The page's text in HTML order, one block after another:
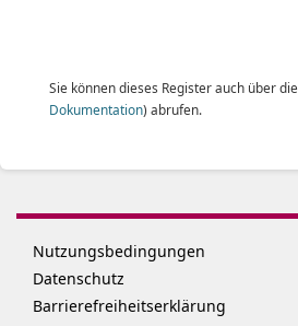
Sie können dieses Register auch über die
Dokumentation) abrufen.
Nutzungsbedingungen
Datenschutz
Barrierefreiheitserklärung